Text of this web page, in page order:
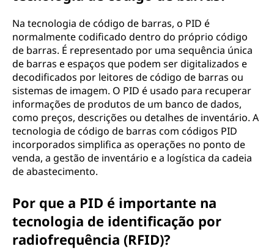
Na tecnologia de código de barras, o PID é
normalmente codificado dentro do próprio código
de barras. É representado por uma sequência única
de barras e espaços que podem ser digitalizados e
decodificados por leitores de código de barras ou
sistemas de imagem. O PID é usado para recuperar
informações de produtos de um banco de dados,
como preços, descrições ou detalhes de inventário. A
tecnologia de código de barras com códigos PID
incorporados simplifica as operações no ponto de
venda, a gestão de inventário e a logística da cadeia
de abastecimento.
Por que a PID é importante na
tecnologia de identificação por
radiofrequência (RFID)?